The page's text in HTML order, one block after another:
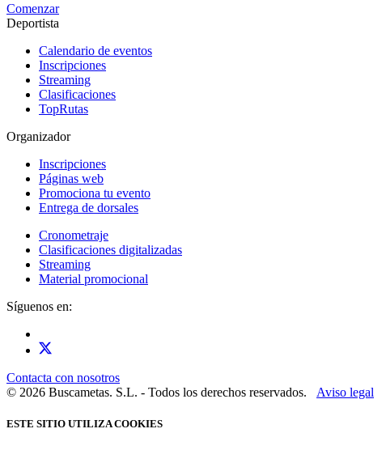
Comenzar
Deportista
Calendario de eventos
Inscripciones
Streaming
Clasificaciones
TopRutas
Organizador
Inscripciones
Páginas web
Promociona tu evento
Entrega de dorsales
Cronometraje
Clasificaciones digitalizadas
Streaming
Material promocional
Síguenos en:
Contacta con nosotros
© 2026 Buscametas. S.L. - Todos los derechos reservados. Aviso legal
ESTE SITIO UTILIZA COOKIES